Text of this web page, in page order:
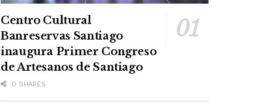
Centro Cultural
Banreservas Santiago
inaugura Primer Congreso
de Artesanos de Santiago
0 SHARES